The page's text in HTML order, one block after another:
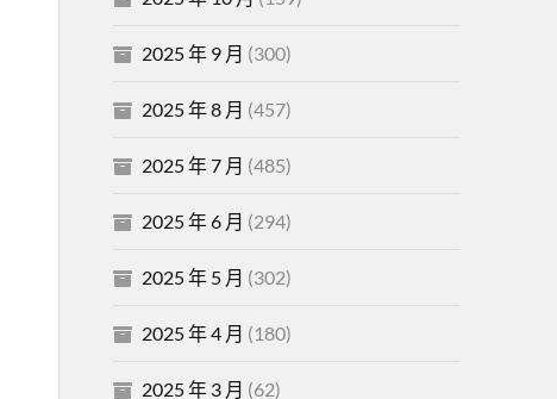
2025 年 9 月 (300)
2025 年 8 月 (457)
2025 年 7 月 (485)
2025 年 6 月 (294)
2025 年 5 月 (302)
2025 年 4 月 (180)
2025 年 3 月 (62)